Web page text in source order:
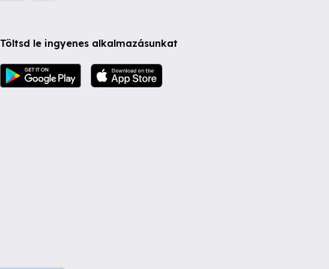
Töltsd le ingyenes alkalmazásunkat